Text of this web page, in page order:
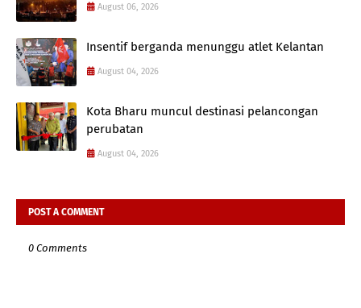
August 06, 2026
Insentif berganda menunggu atlet Kelantan
August 04, 2026
Kota Bharu muncul destinasi pelancongan
perubatan
August 04, 2026
POST A COMMENT
0 Comments